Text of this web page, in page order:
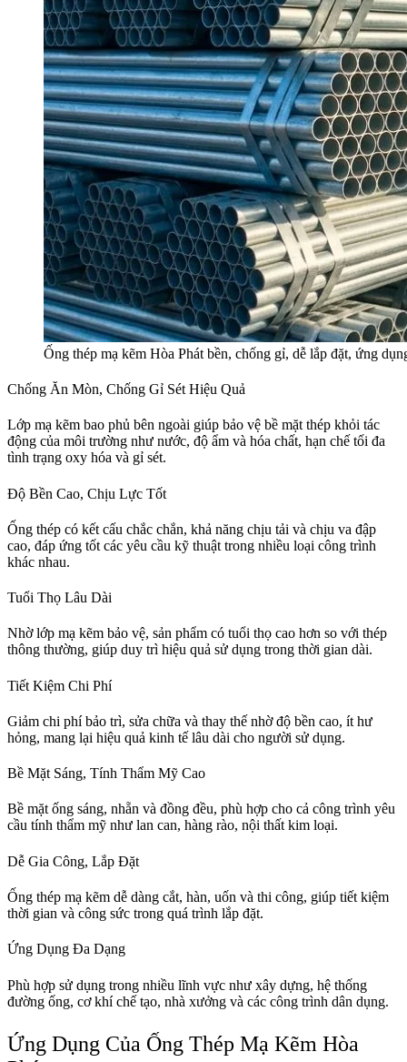
Ống thép mạ kẽm Hòa Phát bền, chống gỉ, dễ lắp đặt, ứng
Chống Ăn Mòn, Chống Gỉ Sét Hiệu Quả
Lớp mạ kẽm bao phủ bên ngoài giúp bảo vệ bề mặt thép khỏi tác
động của môi trường như nước, độ ẩm và hóa chất, hạn chế tối đa
tình trạng oxy hóa và gỉ sét.
Độ Bền Cao, Chịu Lực Tốt
Ống thép có kết cấu chắc chắn, khả năng chịu tải và chịu va đập
cao, đáp ứng tốt các yêu cầu kỹ thuật trong nhiều loại công trình
khác nhau.
Tuổi Thọ Lâu Dài
Nhờ lớp mạ kẽm bảo vệ, sản phẩm có tuổi thọ cao hơn so với thép
thông thường, giúp duy trì hiệu quả sử dụng trong thời gian dài.
Tiết Kiệm Chi Phí
Giảm chi phí bảo trì, sửa chữa và thay thế nhờ độ bền cao, ít hư
hỏng, mang lại hiệu quả kinh tế lâu dài cho người sử dụng.
Bề Mặt Sáng, Tính Thẩm Mỹ Cao
Bề mặt ống sáng, nhẵn và đồng đều, phù hợp cho cả công trình yêu
cầu tính thẩm mỹ như lan can, hàng rào, nội thất kim loại.
Dễ Gia Công, Lắp Đặt
Ống thép mạ kẽm dễ dàng cắt, hàn, uốn và thi công, giúp tiết kiệm
thời gian và công sức trong quá trình lắp đặt.
Ứng Dụng Đa Dạng
Phù hợp sử dụng trong nhiều lĩnh vực như xây dựng, hệ thống
đường ống, cơ khí chế tạo, nhà xưởng và các công trình dân dụng.
Ứng Dụng Của Ống Thép Mạ Kẽm Hòa